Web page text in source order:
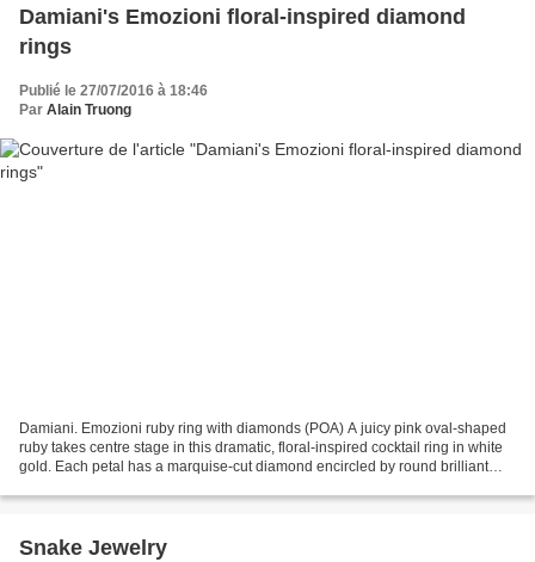
Damiani's Emozioni floral-inspired diamond
rings
Publié le 27/07/2016 à 18:46
Par Alain Truong
Damiani. Emozioni ruby ring with diamonds (POA) A juicy pink oval-shaped
ruby takes centre stage in this dramatic, floral-inspired cocktail ring in white
gold. Each petal has a marquise-cut diamond encircled by round brilliant
Snake Jewelry